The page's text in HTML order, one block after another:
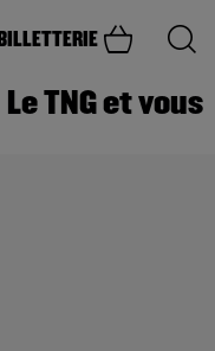
BILLETTERIE
Le TNG et vous